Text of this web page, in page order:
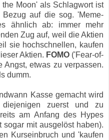
Moon' als Schlagwort ist
auf die sog. 'Meme-
ähnlich ab: immer mehr
Zug auf, weil die Aktien
sie hochschnellen, kaufen
Aktien. FOMO ('Fear-of-
Angst, etwas zu verpassen.
dumm.
Kasse gemacht wird
zuerst und zu
am Anfang des Hypes
mit ausgelöst haben).
Kurseinbruch und 'kaufen